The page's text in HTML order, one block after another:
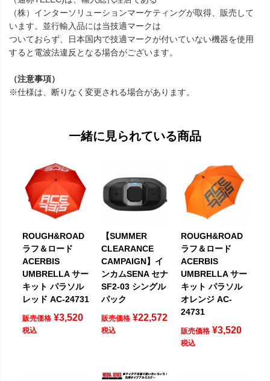
（株）インターソリューションマーケティングが取得、販売して
います。並行輸入品には当技適マークは
ついておらず、日本国内で技適マークが付いていない機器を使用
すると電波法違反となる場合がございます。
（注意事項）
※仕様は、断りなく変更される場合があります。
一緒に見られている商品
ROUGH&ROAD
ラフ＆ロード
ACERBIS
UMBRELLA サー
キット パラソル
レッド AC-24731
販売価格 ¥3,520
税込
【SUMMER
CLEARANCE
CAMPAIGN】イ
ンカムSENA セナ
SF2-03 シングル
パック
販売価格 ¥22,572
税込
ROUGH&ROAD
ラフ＆ロード
ACERBIS
UMBRELLA サー
キット パラソル
オレンジ AC-
24731
販売価格 ¥3,520
税込